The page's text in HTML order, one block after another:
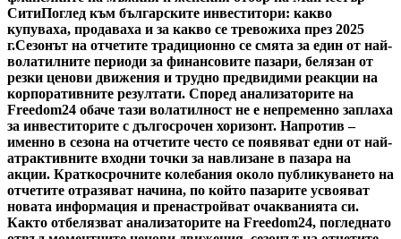
СитиПоглед към българските инвеститори: какво
купуваха, продаваха и за какво се тревожиха през 2025
г.Сезонът на отчетите традиционно се смята за един от най-
волатилните периоди за финансовите пазари, белязан от
резки ценови движения и трудно предвидими реакции на
корпоративните резултати. Според анализаторите на
Freedom24 обаче тази волатилност не е непременно заплаха
за инвеститорите с дългосрочен хоризонт. Напротив –
именно в сезона на отчетите често се появяват едни от най-
атрактивните входни точки за навлизане в пазара на
акции. Краткосрочните колебания около публикуването на
отчетите отразяват начина, по който пазарите усвояват
новата информация и пренастройват очакванията си.
Както отбелязват анализаторите на Freedom24, погледнато